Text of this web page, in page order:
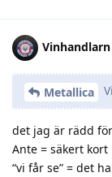
Vinhandlarn
Metallica
det jag är rädd
Ante = säkert kort
“vi får se” = det